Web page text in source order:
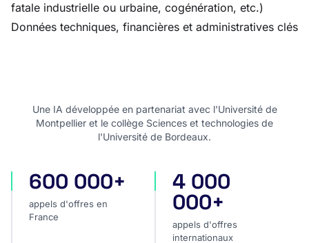
fatale industrielle ou urbaine, cogénération, etc.)
Données techniques, financières et administratives clés
Une IA développée en partenariat avec l'Université de
Montpellier et le collège Sciences et technologies de
l'Université de Bordeaux.
appels d'offres en France
600 000+
appels d'offres en
France
appels d'offres
4 000
000+
appels d'offres
internationaux